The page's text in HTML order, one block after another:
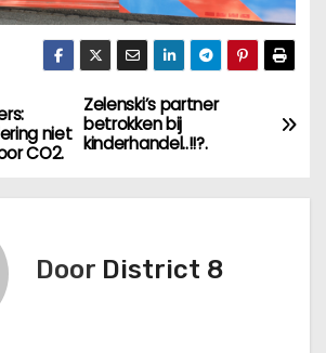
Zelenski’s partner
betrokken bij
kinderhandel..!!?.
niet
CO2.
Door District 8